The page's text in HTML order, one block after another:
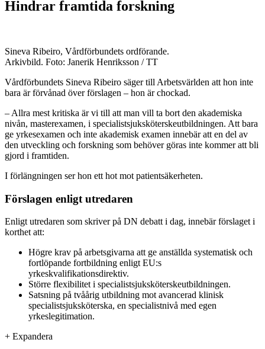
Hindrar framtida forskning
Sineva Ribeiro, Vårdförbundets ordförande.
Arkivbild. Foto: Janerik Henriksson / TT
Vårdförbundets Sineva Ribeiro säger till Arbetsvärlden att hon inte
bara är förvånad över förslagen – hon är chockad.
– Allra mest kritiska är vi till att man vill ta bort den akademiska
nivån, masterexamen, i specialistsjuksköterskeutbildningen. Att bara
ge yrkesexamen och inte akademisk examen innebär att en del av
den utveckling och forskning som behöver göras inte kommer att bli
gjord i framtiden.
I förlängningen ser hon ett hot mot patientsäkerheten.
Förslagen enligt utredaren
Enligt utredaren som skriver på DN debatt i dag, innebär förslaget i
korthet att:
Högre krav på arbetsgivarna att ge anställda systematisk och
fortlöpande fortbildning enligt EU:s
yrkeskvalifikationsdirektiv.
Större flexibilitet i specialistsjuksköterskeutbildningen.
Satsning på tvåårig utbildning mot avancerad klinisk
specialistsjuksköterska, en specialistnivå med egen
yrkeslegitimation.
+ Expandera